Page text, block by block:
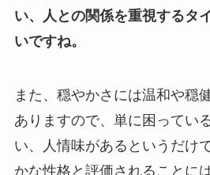
い、人との関係を重視するタ
いですね。
また、穏やかさには温和や穏
ありますので、単に困ってい
い、人情味があるというだけ
かな性格と評価されることに